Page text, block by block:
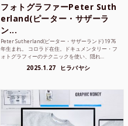
フォトグラファーPeter Suth
erland(ピーター・サザーラ
ン...
Peter Sutherland(ピーター・サザーランド) 1976
年生まれ。 コロラド在住。ドキュメンタリー・フ
ォトグラフィーのテクニックを使い、隠れ...
2025.1.27 ヒラバヤシ